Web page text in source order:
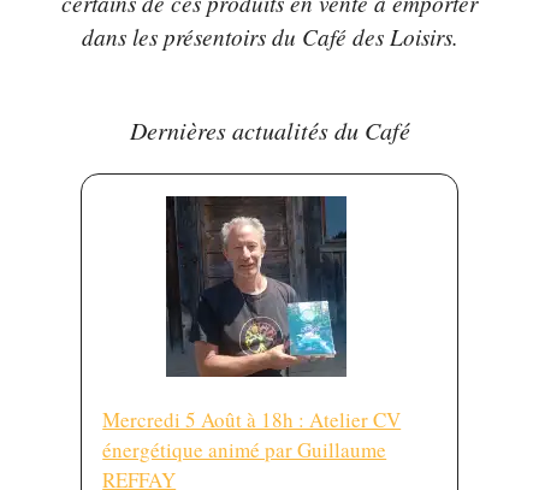
dans les présentoirs du Café des Loisirs.
Dernières actualités du Café
Mercredi 5 Août à 18h : Atelier CV
énergétique animé par Guillaume
REFFAY